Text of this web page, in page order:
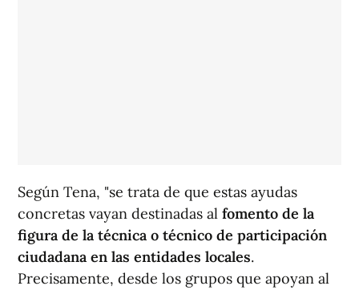
Según Tena, "se trata de que estas ayudas
concretas vayan destinadas al fomento de la
figura de la técnica o técnico de participación
ciudadana en las entidades locales.
Precisamente, desde los grupos que apoyan al